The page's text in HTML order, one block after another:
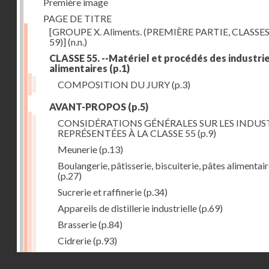
PAGE DE TITRE
[GROUPE X. Aliments. (PREMIÈRE PARTIE,
59)](n.n.)
CLASSE 55. --Matériel et procédés des
alimentaires (p.1)
COMPOSITION DU JURY(p.3)
AVANT-PROPOS (p.5)
CONSIDÉRATIONS GÉNÉRALES SUR LES
REPRÉSENTÉES À LA CLASSE 55 (p.9)
Meunerie(p.13)
Boulangerie, pâtisserie, biscuiterie, pâtes
(p.27)
Sucrerie et raffinerie(p.34)
Appareils de distillerie industrielle(p.69)
Brasserie(p.84)
Cidrerie(p.93)